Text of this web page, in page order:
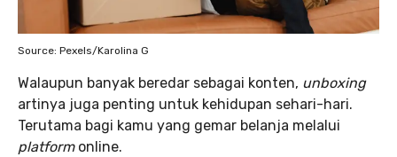
Source: Pexels/Karolina G
Walaupun banyak beredar sebagai konten, unboxing
artinya juga penting untuk kehidupan sehari-hari.
Terutama bagi kamu yang gemar belanja melalui
platformonline.